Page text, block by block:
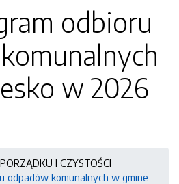
odbioru
w 2026
I CZYSTOŚCI
odpadów komunalnych w gmine